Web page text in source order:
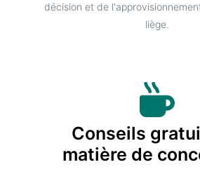
décision et de
liège.
Conseils
matière de